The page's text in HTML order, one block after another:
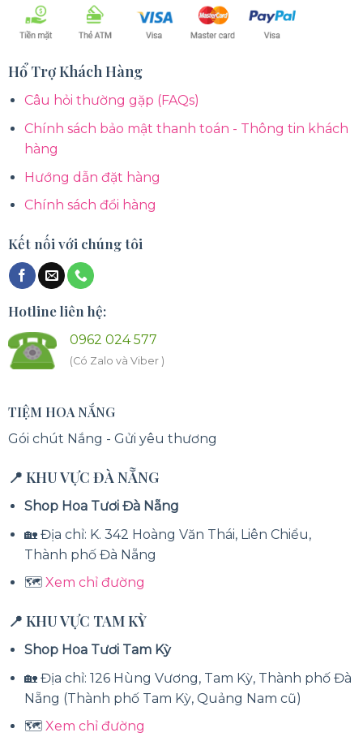
Hổ Trợ Khách Hàng
Câu hỏi thường gặp (FAQs)
Chính sách bảo mật thanh toán - Thông tin khách
hàng
Hướng dẫn đặt hàng
Chính sách đổi hàng
Kết nối với chúng tôi
Hotline liên hệ:
0962 024 577
(Có Zalo và Viber )
TIỆM HOA NẮNG
Gói chút Nắng - Gửi yêu thương
📍 KHU VỰC ĐÀ NẴNG
Shop Hoa Tươi Đà Nẵng
🏡 Địa chỉ: K. 342 Hoàng Văn Thái, Liên Chiểu,
Thành phố Đà Nẵng
🗺️Xem chỉ đường
📍 KHU VỰC TAM KỲ
Shop Hoa Tươi Tam Kỳ
🏡 Địa chỉ: 126 Hùng Vương, Tam Kỳ, Thành phố Đà
Nẵng (Thành phố Tam Kỳ, Quảng Nam cũ)
🗺️Xem chỉ đường